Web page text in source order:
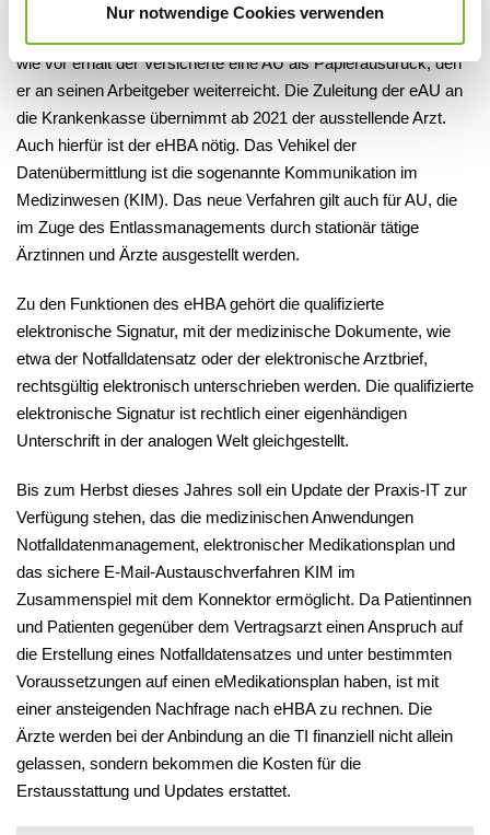
Nur notwendige Cookies verwenden
steht, ist die elektronische Arbeitsunfähigkeitsbescheinigung
wie vor erhält der Versicherte eine AU als Papierausdruck, den
er an seinen Arbeitgeber weiterreicht. Die Zuleitung der eAU an
die Krankenkasse übernimmt ab 2021 der ausstellende Arzt.
Auch hierfür ist der eHBA nötig. Das Vehikel der
Datenübermittlung ist die sogenannte Kommunikation im
Medizinwesen (KIM). Das neue Verfahren gilt auch für AU, die
im Zuge des Entlassmanagements durch stationär tätige
Ärztinnen und Ärzte ausgestellt werden.
Zu den Funktionen des eHBA gehört die qualifizierte
elektronische Signatur, mit der medizinische Dokumente, wie
etwa der Notfalldatensatz oder der elektronische Arztbrief,
rechtsgültig elektronisch unterschrieben werden. Die qualifizierte
elektronische Signatur ist rechtlich einer eigenhändigen
Unterschrift in der analogen Welt gleichgestellt.
Bis zum Herbst dieses Jahres soll ein Update der Praxis-IT zur
Verfügung stehen, das die medizinischen Anwendungen
Notfalldatenmanagement, elektronischer Medikationsplan und
das sichere E-Mail-Austauschverfahren KIM im
Zusammenspiel mit dem Konnektor ermöglicht. Da Patientinnen
und Patienten gegenüber dem Vertragsarzt einen Anspruch auf
die Erstellung eines Notfalldatensatzes und unter bestimmten
Voraussetzungen auf einen eMedikationsplan haben, ist mit
einer ansteigenden Nachfrage nach eHBA zu rechnen. Die
Ärzte werden bei der Anbindung an die TI finanziell nicht allein
gelassen, sondern bekommen die Kosten für die
Erstausstattung und Updates erstattet.